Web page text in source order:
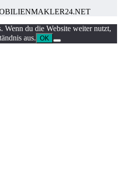
Wenn du die Website weiter nutzt,
aus. OK